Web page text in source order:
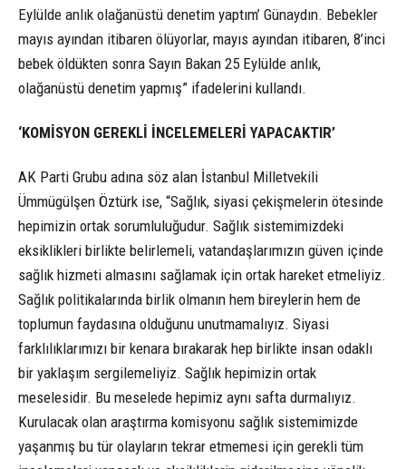
Eylülde anlık olağanüstü denetim yaptım’ Günaydın. Bebekler
mayıs ayından itibaren ölüyorlar, mayıs ayından itibaren, 8’inci
bebek öldükten sonra Sayın Bakan 25 Eylülde anlık,
olağanüstü denetim yapmış” ifadelerini kullandı.
‘KOMİSYON GEREKLİ İNCELEMELERİ YAPACAKTIR’
AK Parti Grubu adına söz alan İstanbul Milletvekili
Ümmügülşen Öztürk ise, “Sağlık, siyasi çekişmelerin ötesinde
hepimizin ortak sorumluluğudur. Sağlık sistemimizdeki
eksiklikleri birlikte belirlemeli, vatandaşlarımızın güven içinde
sağlık hizmeti almasını sağlamak için ortak hareket etmeliyiz.
Sağlık politikalarında birlik olmanın hem bireylerin hem de
toplumun faydasına olduğunu unutmamalıyız. Siyasi
farklılıklarımızı bir kenara bırakarak hep birlikte insan odaklı
bir yaklaşım sergilemeliyiz. Sağlık hepimizin ortak
meselesidir. Bu meselede hepimiz aynı safta durmalıyız.
Kurulacak olan araştırma komisyonu sağlık sistemimizde
yaşanmış bu tür olayların tekrar etmemesi için gerekli tüm